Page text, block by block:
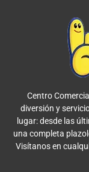
Centro
diversión y
lugar: desde las
una completa
Visítanos en